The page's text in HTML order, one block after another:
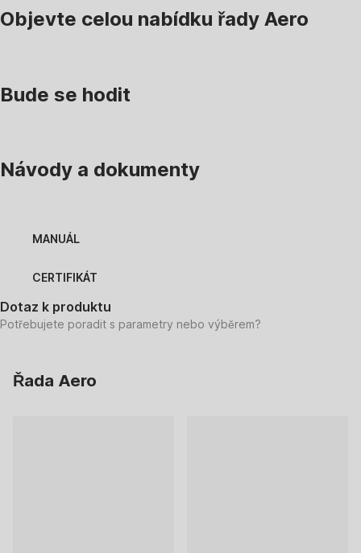
Objevte celou nabídku řady Aero
Bude se hodit
Návody a dokumenty
MANUÁL
CERTIFIKÁT
Dotaz k produktu
Potřebujete poradit s parametry nebo výběrem?
Řada Aero